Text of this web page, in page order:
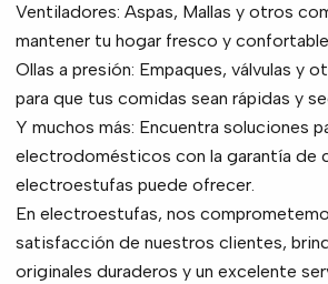
Ventiladores: Aspas, Mallas y otros
mantener tu hogar fresco y
Ollas a presión: Empaques, válvulas y
para que tus comidas sean rápidas y
Y muchos más: Encuentra soluciones
electrodomésticos con la garantía de
electroestufas puede ofrecer.
En electroestufas, nos
satisfacción de nuestros clientes,
originales duraderos y un excelente